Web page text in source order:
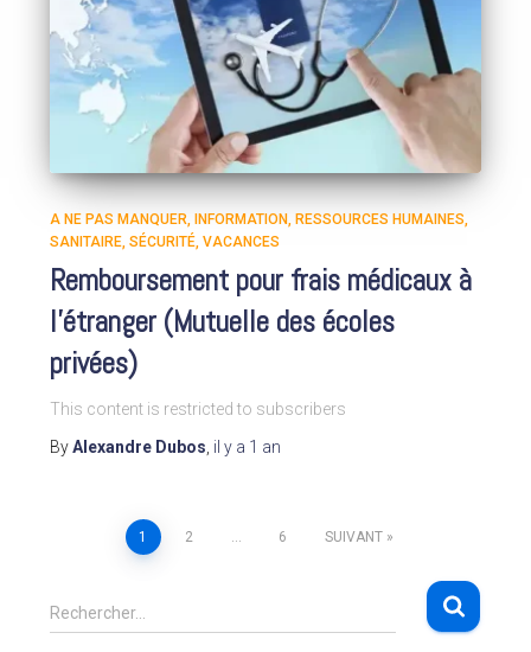
A NE PAS MANQUER INFORMATION
RESSOURCES HUMAINES
SANITAIRE SÉCURITÉ VACANCES
Remboursement pour frais médicaux à
l’étranger (Mutuelle des écoles
privées)
This content is restricted to subscribers
ByAlexandre Dubos, il y a 1 an
Pagination
des
1 2 … 6 SUIVANT
R
e
Rechercher…